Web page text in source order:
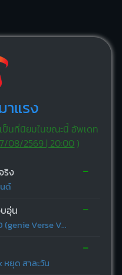
าแรง
ป็นที่นิยมในขณะนี้ อัพเดท
08/2569 | 20:00 )
ริง
ด์
-
อุ่น
FREEHAND (genie Verse Vol.1)
-
หยุด สาละวัน
-